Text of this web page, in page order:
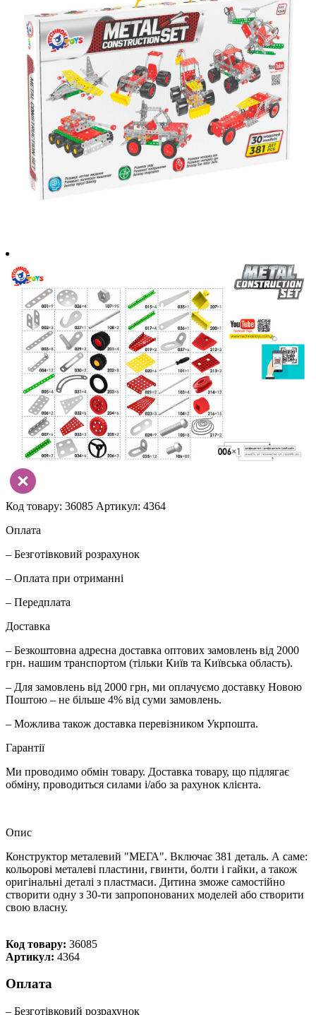
Код товару: 36085 Артикул: 4364
Оплата
– Безготівковий розрахунок
– Оплата при отриманні
– Передплата
Доставка
– Безкоштовна адресна доставка оптових замовлень від 2000
грн. нашим транспортом (тільки Київ та Київська область).
– Для замовлень від 2000 грн, ми оплачуємо доставку Новою
Поштою – не більше 4% від суми замовлень.
– Можлива також доставка перевізником Укрпошта.
Гарантії
Ми проводимо обмін товару. Доставка товару, що підлягає
обміну, проводиться силами і/або за рахунок клієнта.
Опис
Конструктор металевий "МЕГА". Включає 381 деталь. А саме:
кольорові металеві пластини, гвинти, болти і гайки, а також
оригінальні деталі з пластмаси. Дитина зможе самостійно
створити одну з 30-ти запропонованих моделей або створити
свою власну.
Код товару: 36085
Артикул: 4364
Оплата
– Безготівковий розрахунок